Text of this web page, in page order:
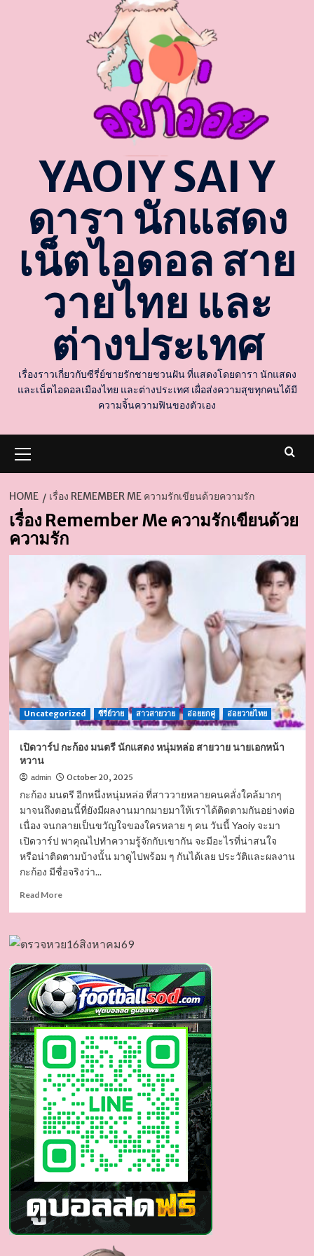
YAOIY SAI Y
ดารา นักแสดง
เน็ตไอดอล สาย
วายไทย และ
ต่างประเทศ
เรื่องราวเกี่ยวกับซีรี่ย์ชายรักชายชวนฝัน ที่แสดงโดยดารา นักแสดง
และเน็ตไอดอลเมืองไทย และต่างประเทศ เผื่อส่งความสุขทุกคนได้มี
ความจิ้นความฟินของตัวเอง
Menu
HOME เรื่อง REMEMBER ME ความรักเขียนด้วยความรัก
เรื่อง Remember Me ความรักเขียนด้วย
ความรัก
Uncategorized ซีรี่ย์วาย สาวสายวาย อ่อยยกคู่ อ่อยวายไทย
เปิดวาร์ป กะก้อง มนตรี นักแสดง หนุ่มหล่อ สายวาย นายเอกหน้า
หวาน
admin October 20, 2025
กะก้อง มนตรี อีกหนึ่งหนุ่มหล่อ ที่สาววายหลายคนคลั่งใคล้มากๆ
มาจนถึงตอนนี้ที่ยังมีผลงานมากมายมาให้เราได้ติดตามกันอย่างต่อ
เนื่อง จนกลายเป็นขวัญใจของใครหลาย ๆ คน วันนี้ Yaoiy จะมา
เปิดวาร์ป พาคุณไปทำความรู้จักกับเขากัน จะมีอะไรที่น่าสนใจ
หรือน่าติดตามบ้างนั้น มาดูไปพร้อม ๆ กันได้เลย ประวัติและผลงาน
กะก้อง มีชื่อจริงว่า...
Read MoreRead
วาร์
กะ
ก้อง
มนตรี
นัก
แสดง
หนุ่ม
หล่อ
สาย
วาย
นาย
เอก
หน้า
หวาน